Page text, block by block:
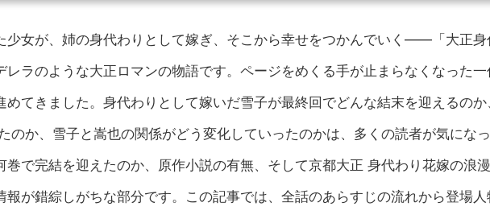
少女が、姉の身代わりとして嫁ぎ、そこから幸せをつかんでいく——「大正身
レラのような大正ロマンの物語です。ページをめくる手が止まらなくなった一
めてきました。身代わりとして嫁いだ雪子が最終回でどんな結末を迎えるのか
のか、雪子と嵩也の関係がどう変化していったのかは、多くの読者が気にな
巻で完結を迎えたのか、原作小説の有無、そして京都大正 身代わり花嫁の浪
報が錯綜しがちな部分です。この記事では、全話のあらすじの流れから登場人